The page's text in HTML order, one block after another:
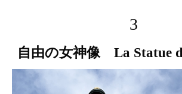
3
自由の女神像 La Statue